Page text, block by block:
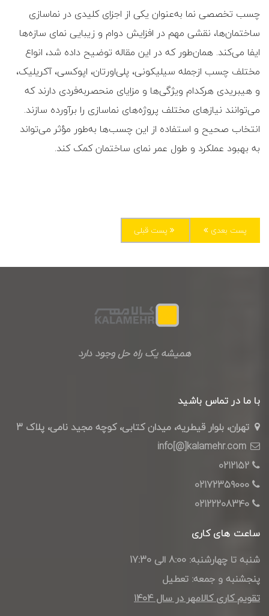
چسب تخصصی نما به‌عنوان یکی از اجزای کلیدی در نماسازی
ساختمان‌ها، نقشی مهم در افزایش دوام و زیبایی نمای سازه‌ها
ایفا می‌کند. همان‌طور که در این مقاله توضیح داده شد، انواع
مختلف چسب ازجمله سیلیکونی، پلی‌اورتان، اپوکسی، آکریلیک،
و هیبریدی هرکدام ویژگی‌ها و مزایای منحصربه‌فردی دارند که
می‌توانند نیازهای مختلف پروژه‌های نماسازی را برآورده سازند.
انتخاب صحیح و استفاده از این چسب‌ها به‌طور مؤثر می‌تواند
به بهبود عملکرد و طول عمر نمای ساختمان کمک کند.
پست قبلی پست بعدی
همیشه یک راه حل وجود دارد
با ما در تماس باشید
تهران، بلوار قیطریه، میدان کتابی، کوچه مجید نامی، پلاک 3
0212152
02172359000
02122208340
ساعت های کاری
شنبه تا چهارشنبه: 8:00 الی 17:30
پنجشنبه و جمعه: تعطیل
تقویم کاری کالامهر در سال ۱۴۰4